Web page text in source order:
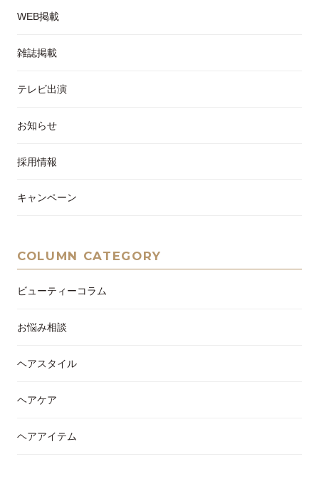
WEB掲載
雑誌掲載
テレビ出演
お知らせ
採用情報
キャンペーン
COLUMN CATEGORY
ビューティーコラム
お悩み相談
ヘアスタイル
ヘアケア
ヘアアイテム